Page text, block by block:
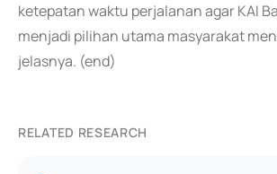
ketepatan waktu perjalanan agar KAI
menjadi pilihan utama masyarakat
jelasnya. (end)
RELATED RESEARCH